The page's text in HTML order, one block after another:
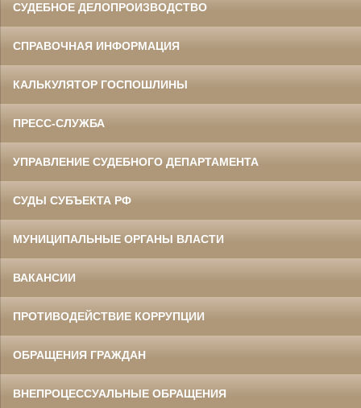
СУДЕБНОЕ ДЕЛОПРОИЗВОДСТВО
СПРАВОЧНАЯ ИНФОРМАЦИЯ
КАЛЬКУЛЯТОР ГОСПОШЛИНЫ
ПРЕСС-СЛУЖБА
УПРАВЛЕНИЕ СУДЕБНОГО ДЕПАРТАМЕНТА
СУДЫ СУБЪЕКТА РФ
МУНИЦИПАЛЬНЫЕ ОРГАНЫ ВЛАСТИ
ВАКАНСИИ
ПРОТИВОДЕЙСТВИЕ КОРРУПЦИИ
ОБРАЩЕНИЯ ГРАЖДАН
ВНЕПРОЦЕССУАЛЬНЫЕ ОБРАЩЕНИЯ